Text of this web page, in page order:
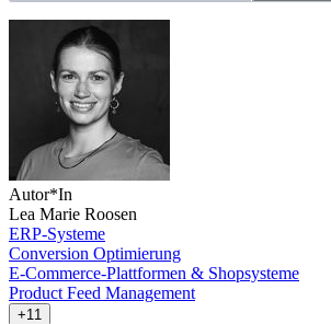
Autor*In
Lea Marie Roosen
ERP-Systeme
Conversion Optimierung
E-Commerce-Plattformen & Shopsysteme
Product Feed Management
+11